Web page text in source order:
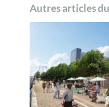
v
i
g
Autres articles